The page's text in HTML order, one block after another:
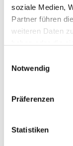
soziale Medien,
Partner führen
weiteren Daten
Notwendig
Präferenzen
Statistiken